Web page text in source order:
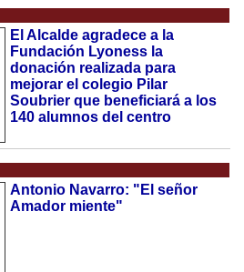
El Alcalde agradece a la
Fundación Lyoness la
donación realizada para
mejorar el colegio Pilar
Soubrier que beneficiará a los
140 alumnos del centro
Antonio Navarro: "El señor
Amador miente"